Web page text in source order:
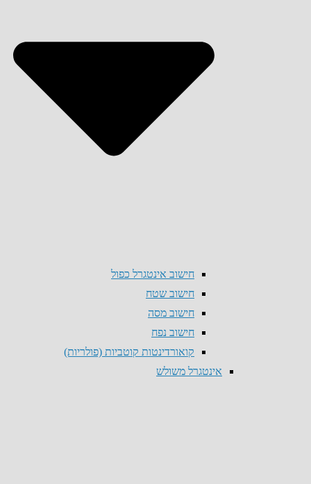
חישוב אינטגרל כפול
חישוב שטח
חישוב מסה
חישוב נפח
קואורדינטות קוטביות (פולריות)
אינטגרל משולש